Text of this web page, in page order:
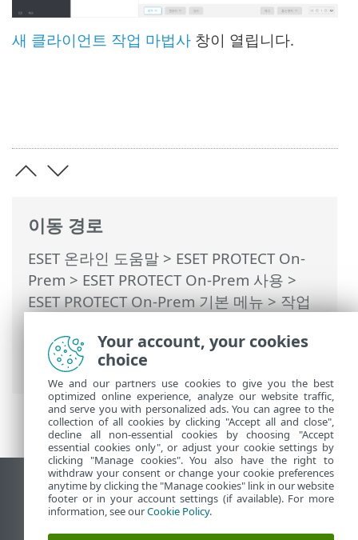
이동 경로
ESET 온라인 도움말 > ESET PROTECT On-
Prem > ESET PROTECT On-Prem 사용 >
ESET PROTECT On-Prem 기본 메뉴>작업
> 그룹 또는 컴퓨터에 클라이언트 작업
할당
새 클라이언트 작업 마법사 창이 열립니다.
데스크톱 사이트 보기
End of Life
ESET 지식 베이스
Your account, your cookies
choice
We and our partners use cookies to give you the best
optimized online experience, analyze our website traffic,
and serve you with personalized ads. You can agree to the
collection of all cookies by clicking "Accept all and close",
decline all non-essential cookies by choosing "Accept
essential cookies only", or adjust your cookie settings by
clicking "Manage cookies". You also have the right to
withdraw your consent or change your cookie preferences
anytime by clicking the "Manage cookies" link in our website
footer or in your account settings (if available). For more
information, see ourCookie Policy.